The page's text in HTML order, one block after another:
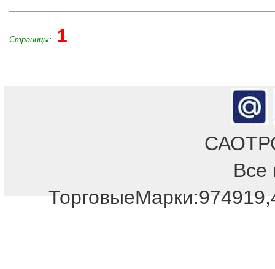
Страницы: 1
Все